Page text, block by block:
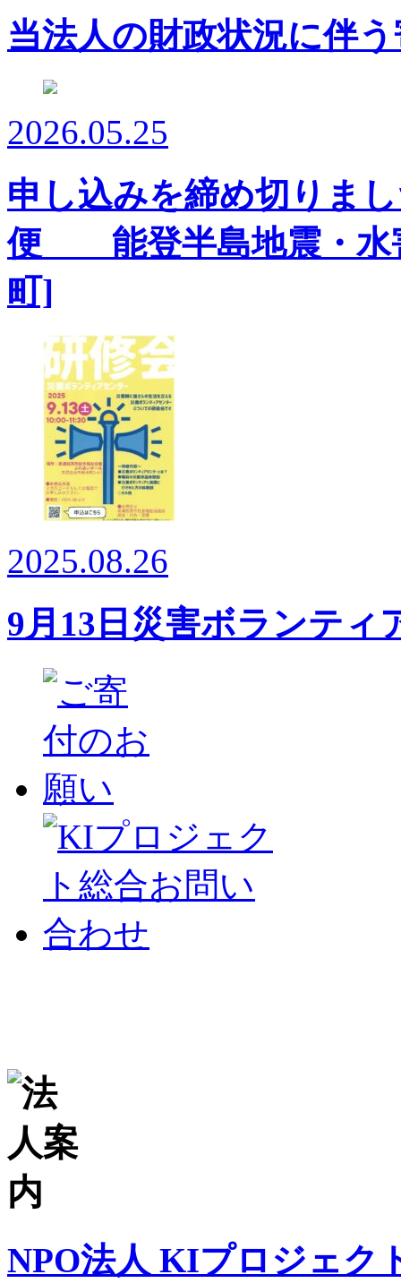
当法人の財政状況に伴
2026.05.25
申し込みを締め切りま
便 能登半島地震・水
町]
2025.08.26
9月13日災害ボランティ
NPO法人 KIプロジェク